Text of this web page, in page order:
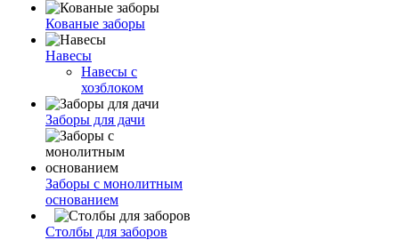
Кованые заборы
Навесы
Навесы с
хозблоком
Заборы для дачи
Заборы с монолитным
основанием
Столбы для заборов